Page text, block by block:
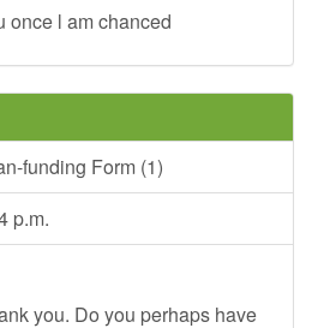
once l am chanced
funding Form (1)
p.m.
you. Do you perhaps have